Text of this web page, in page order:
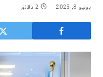
يونيو 8, 2025 2 دقائق